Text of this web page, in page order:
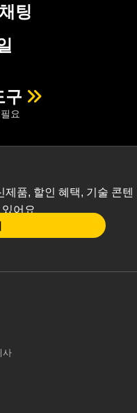
팅
구
요
품, 할인 혜택, 기술 콘텐
어요
사